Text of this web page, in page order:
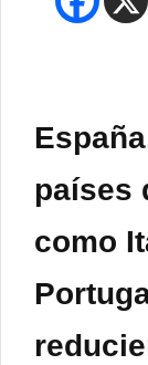
países
como